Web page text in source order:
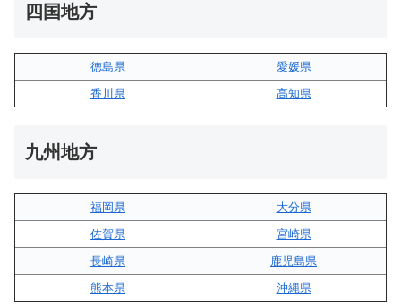
四国地方
徳島県
愛媛県
香川県
高知県
九州地方
福岡県
大分県
佐賀県
宮崎県
長崎県
鹿児島県
熊本県
沖縄県